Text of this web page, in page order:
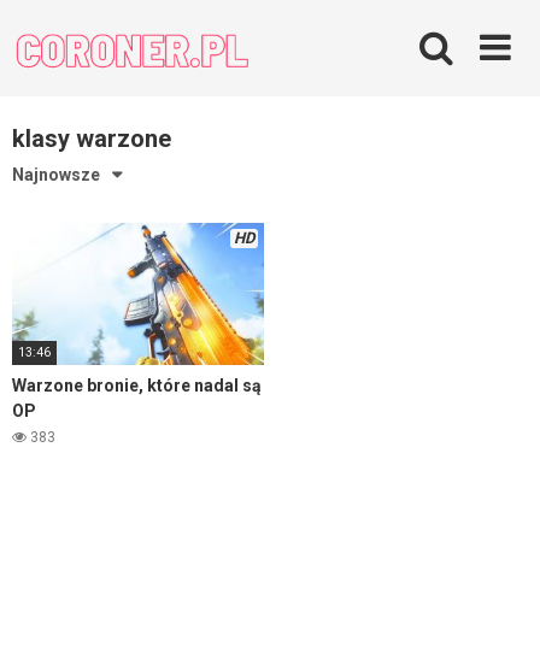
content
klasy warzone
Najnowsze
HD
13:46
Warzone bronie, które nadal są
OP
383